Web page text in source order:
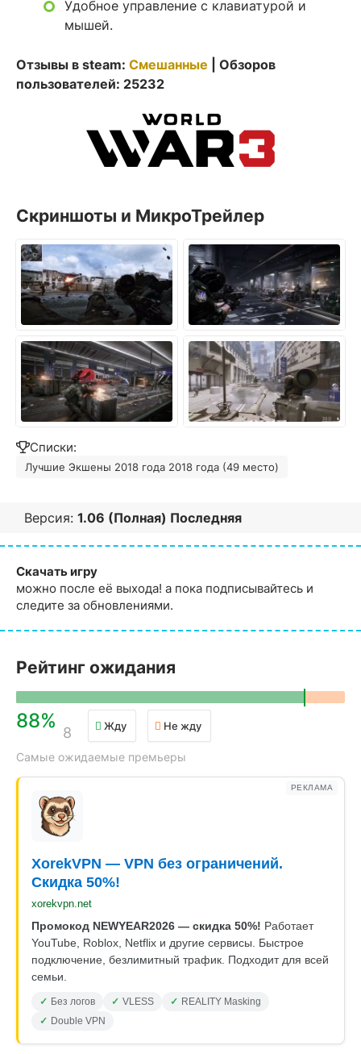
Удобное управление с клавиатурой и
мышей.
Отзывы в steam: Смешанные | Обзоров
пользователей: 25232
Скриншоты и МикроТрейлер
Списки:
Лучшие Экшены 2018 года 2018 года (49 место)
Версия: 1.06 (Полная) Последняя
Скачать игру
можно после её выхода! а пока подписывайтесь и
следите за обновлениями.
Рейтинг ожидания
88%
8 Жду Не жду
Самые ожидаемые премьеры
РЕКЛАМА
XorekVPN — VPN без ограничений.
Скидка 50%!
xorekvpn.net
Промокод NEWYEAR2026 — скидка 50%! Работает
YouTube, Roblox, Netflix и другие сервисы. Быстрое
подключение, безлимитный трафик. Подходит для всей
семьи.
Без логов VLESS
REALITY Masking
Double VPN